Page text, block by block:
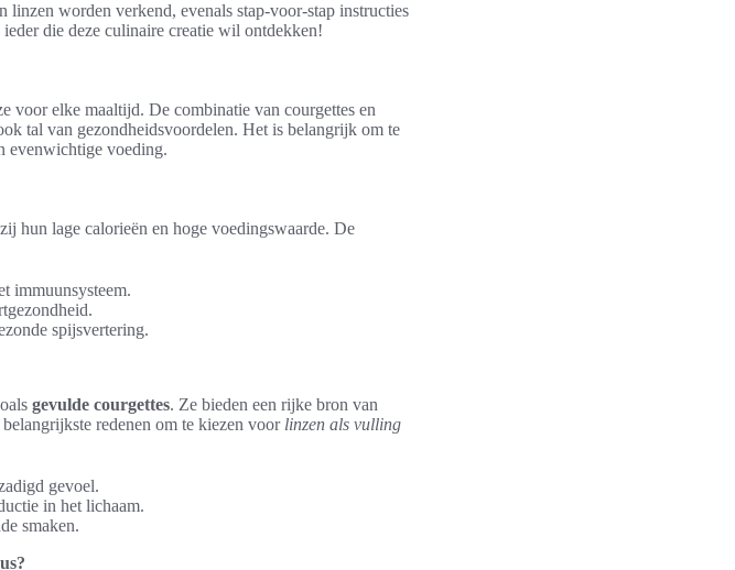
linzen worden verkend, evenals stap-voor-stap instructies
die deze culinaire creatie wil ontdekken!
voor elke maaltijd. De combinatie van courgettes en
tal van gezondheidsvoordelen. Het is belangrijk om te
evenwichtige voeding.
hun lage calorieën en hoge voedingswaarde. De
immuunsysteem.
spijsvertering.
gevulde courgettes. Ze bieden een rijke bron van
redenen om te kiezen voor linzen als vulling
gevoel.
in het lichaam.
smaken.